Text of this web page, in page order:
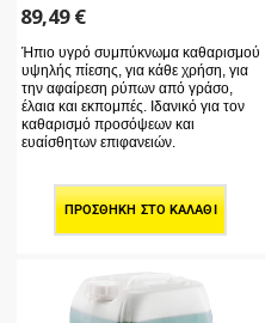
89,49€
Ήπιο υγρό συμπύκνωμα καθαρισμού
υψηλής πίεσης, για κάθε χρήση, για
την αφαίρεση ρύπων από γράσο,
έλαια και εκπομπές. Ιδανικό για τον
καθαρισμό προσόψεων και
ευαίσθητων επιφανειών.
ΠΡΟΣΘΉΚΗ ΣΤΟ ΚΑΛΆΘΙ